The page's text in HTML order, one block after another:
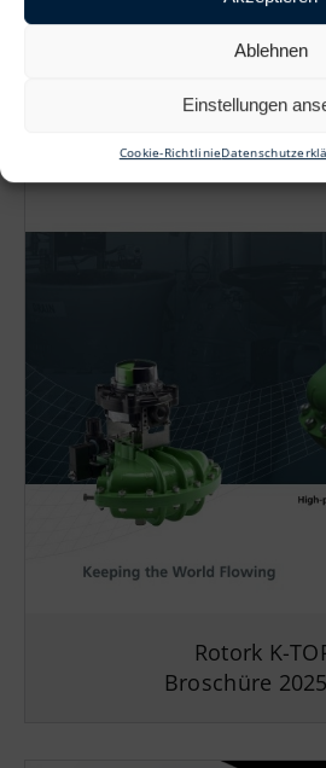
Ablehnen
Einstellungen
Cookie-Richtlinie
Rotork K-
Broschüre